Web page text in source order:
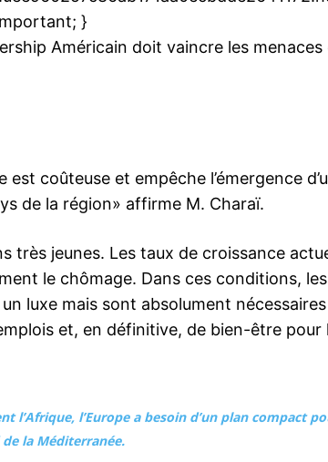
et
}
Américain doit vaincre les menaces
coûteuse et empêche l’émergence
de la région» affirme M. Charaï.
très jeunes. Les taux de croissance
le chômage. Dans ces conditions, les
luxe mais sont absolument
et, en définitive, de bien-être pour
l’Afrique, l’Europe a besoin d’un plan compact
de la Méditerranée.